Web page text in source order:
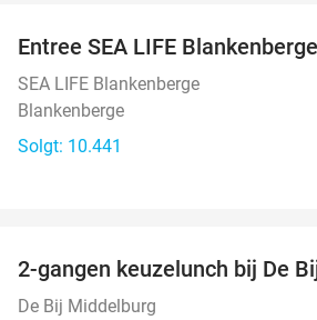
Entree SEA LIFE Blankenberge
SEA LIFE Blankenberge
Blankenberge
Solgt: 10.441
2-gangen keuzelunch bij De
De Bij Middelburg